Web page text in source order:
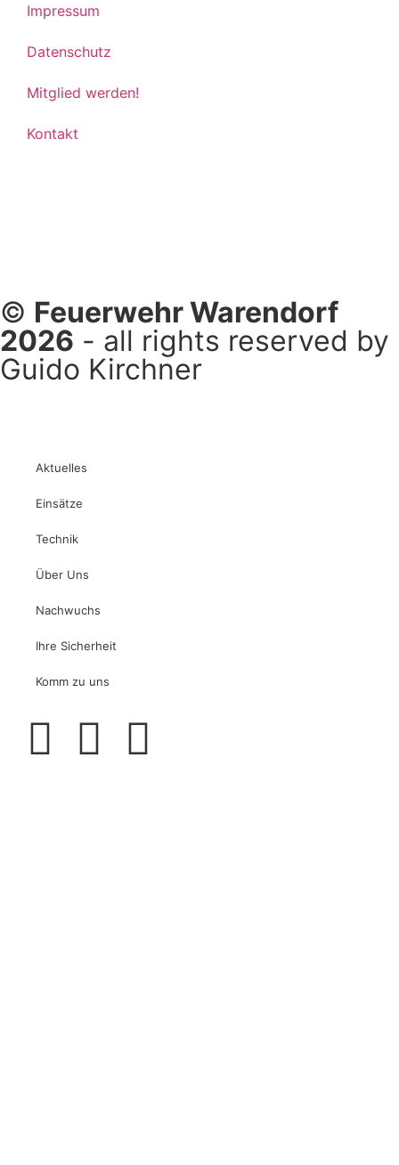
Impressum
Datenschutz
Mitglied werden!
Kontakt
© Feuerwehr Warendorf
2026 - all rights reserved by
Guido Kirchner
Aktuelles
Einsätze
Technik
Über Uns
Nachwuchs
Ihre Sicherheit
Komm zu uns